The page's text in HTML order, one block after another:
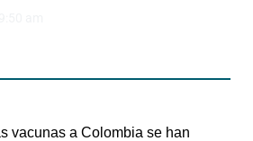
vacunas a Colombia se han